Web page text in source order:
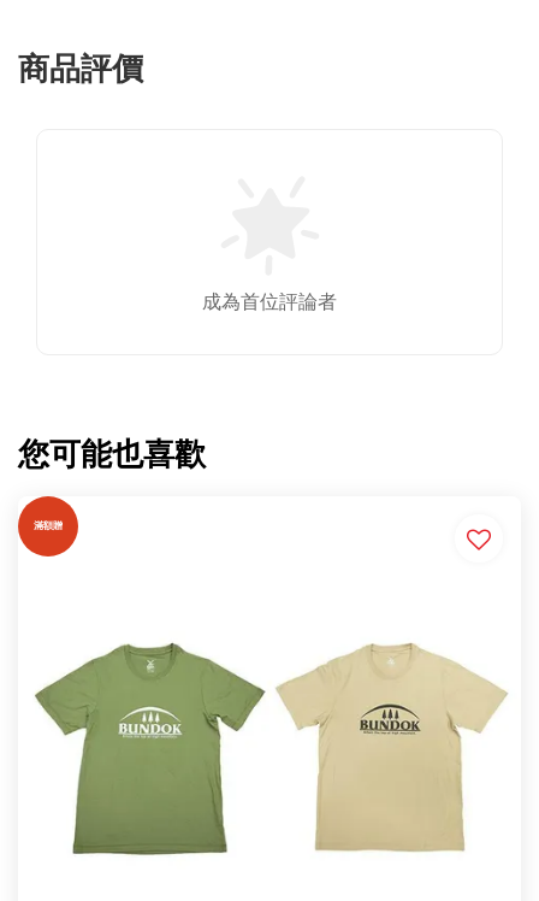
商品評價
成為首位評論者
您可能也喜歡
滿額贈